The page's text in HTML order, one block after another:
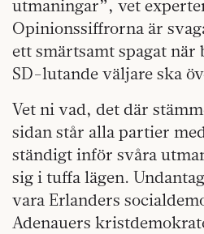
utmaningar”, vet
Opinionssiffrorna är
ett smärtsamt spagat
SD-lutande väljare ska
Vet ni vad, det där
sidan står alla partier
ständigt inför svåra
sig i tuffa lägen.
vara Erlanders
Adenauers